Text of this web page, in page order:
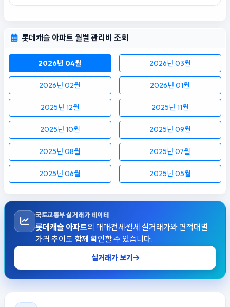
롯데캐슬 아파트 월별 관리비 조회
2026년 04월 2026년 03월
2026년 02월 2026년 01월
2025년 12월 2025년 11월
2025년 10월 2025년 09월
2025년 08월 2025년 07월
2025년 06월 2025년 05월
국토교통부 실거래가 데이터
롯데캐슬 아파트의 매매·전세·월세 실거래가와 면적대별
가격 추이도 함께 확인할 수 있습니다.
실거래가 보기